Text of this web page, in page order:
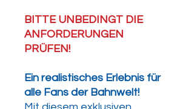
BITTE UNBEDINGT DIE
ANFORDERUNGEN
PRÜFEN!
Ein realistisches Erlebnis für
alle Fans der Bahnwelt!